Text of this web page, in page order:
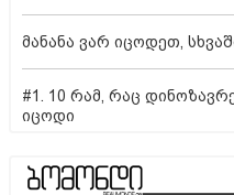
მანანა ვარ იცოდეთ,
#1. 10 რამ, რაც
იცოდი